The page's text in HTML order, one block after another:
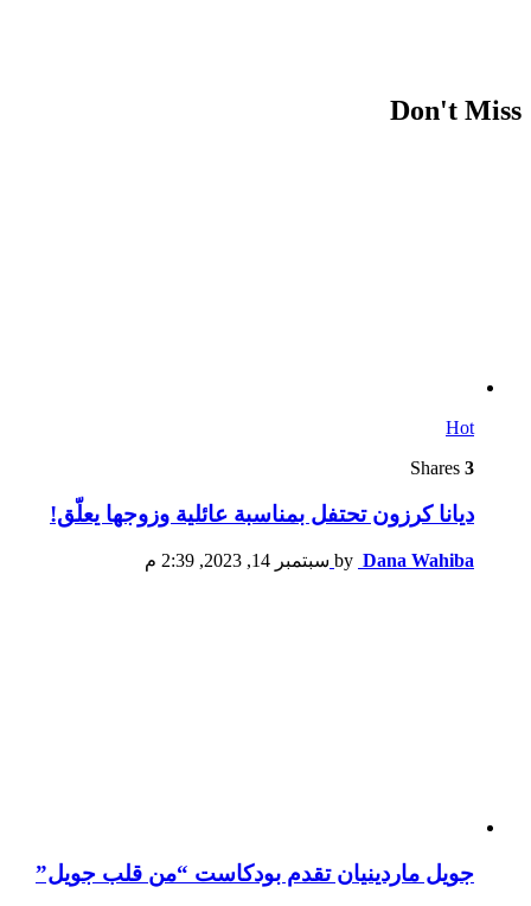
Don't Miss
Hot
3
ديانا كرزون تحتفل بمناسبة عائلية وزوجها يعلّق!
by Dana Wahiba سبتمبر 14, 2023, 2:39 م
جويل ماردينيان تقدم بودكاست “من قلب جويل”